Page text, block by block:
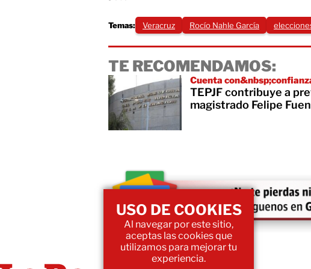
Temas: Veracruz Rocío Nahle García
TE RECOMENDAMOS:
Cuenta
TEPJF contribuye a
magistrado Felipe
USO DE COOKIES
Al navegar por este sitio,
aceptas las cookies que
utilizamos para mejorar tu
experiencia.